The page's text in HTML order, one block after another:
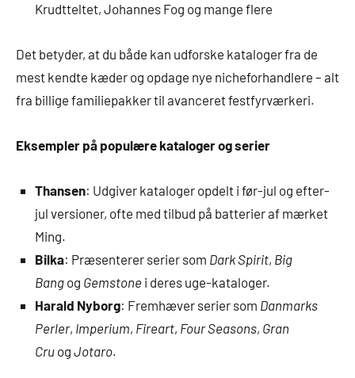
Krudtteltet, Johannes Fog og mange flere
Det betyder, at du både kan udforske kataloger fra de
mest kendte kæder og opdage nye nicheforhandlere – alt
fra billige familiepakker til avanceret festfyrværkeri.
Eksempler på populære kataloger og serier
Thansen: Udgiver kataloger opdelt i før-jul og efter-
jul versioner, ofte med tilbud på batterier af mærket
Ming.
Bilka: Præsenterer serier som Dark Spirit, Big
Bang og Gemstone i deres uge-kataloger.
Harald Nyborg: Fremhæver serier som Danmarks
Perler, Imperium, Fireart, Four Seasons, Gran
Cru og Jotaro.